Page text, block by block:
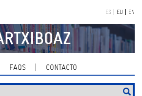
ES EU EN
FAQS CONTACTO